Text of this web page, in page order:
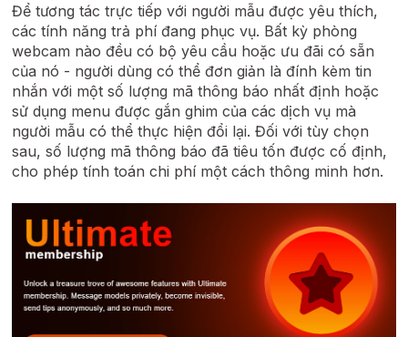
Để tương tác trực tiếp với người mẫu được yêu thích,
các tính năng trả phí đang phục vụ. Bất kỳ phòng
webcam nào đều có bộ yêu cầu hoặc ưu đãi có sẵn
của nó - người dùng có thể đơn giản là đính kèm tin
nhắn với một số lượng mã thông báo nhất định hoặc
sử dụng menu được gắn ghim của các dịch vụ mà
người mẫu có thể thực hiện đổi lại. Đối với tùy chọn
sau, số lượng mã thông báo đã tiêu tốn được cố định,
cho phép tính toán chi phí một cách thông minh hơn.